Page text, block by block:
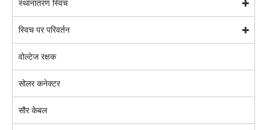
स्थानांतरण स्विच
स्विच पर परिवर्तन
वोल्टेज रक्षक
सोलर कनेक्टर
सौर केबल